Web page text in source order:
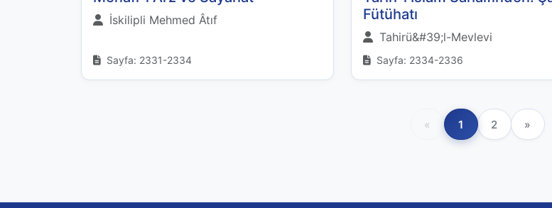
İskilipli Mehmed Âtıf
Sayfa: 2331-2334
Fütühatı
Tahirü&#39;l-Mevlevi
Sayfa: 2334-2336
« 1 2 »